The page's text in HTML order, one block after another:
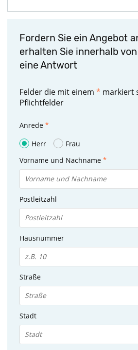
Fordern Sie ein Angebot
erhalten Sie innerhalb
eine Antwort
Felder die mit einem * markiert
Pflichtfelder
Anrede
Herr
Frau
Vorname und Nachname
Postleitzahl
Hausnummer
Straße
Stadt